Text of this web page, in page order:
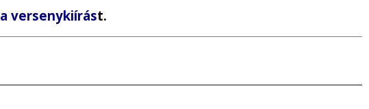
a versenykiírást.